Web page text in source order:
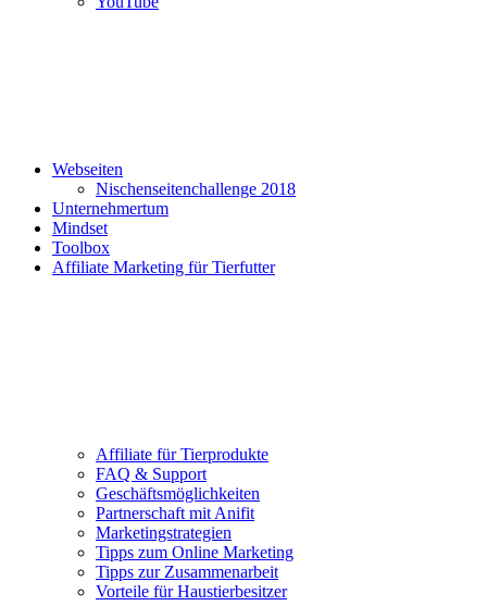
Webseiten
Nischenseitenchallenge 2018
Unternehmertum
Mindset
Toolbox
Affiliate Marketing für Tierfutter
Affiliate für Tierprodukte
FAQ & Support
Geschäftsmöglichkeiten
Partnerschaft mit Anifit
Marketingstrategien
Tipps zum Online Marketing
Tipps zur Zusammenarbeit
Vorteile für Haustierbesitzer